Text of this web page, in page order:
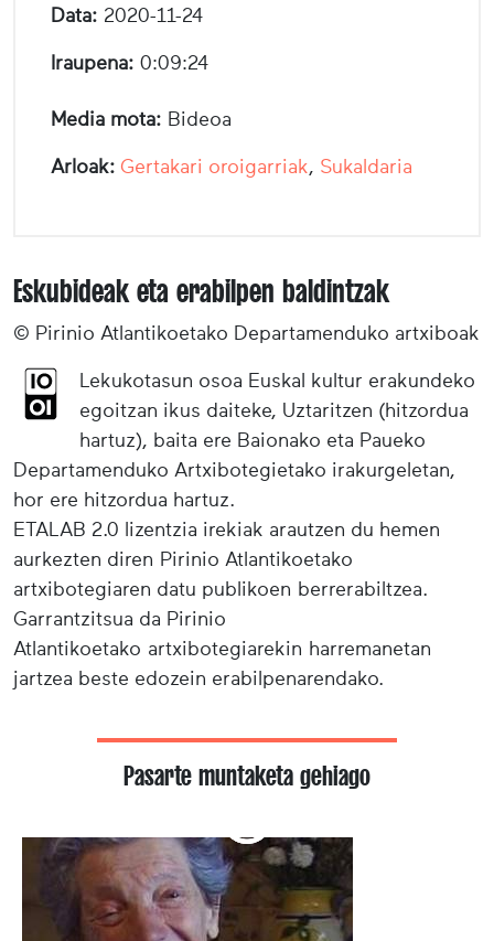
Data: 2020-11-24
Iraupena: 0:09:24
Media mota: Bideoa
Arloak: Gertakari oroigarriak, Sukaldaria
Eskubideak eta erabilpen baldintzak
© Pirinio Atlantikoetako Departamenduko artxiboak
Lekukotasun osoa Euskal kultur erakundeko
egoitzan ikus daiteke, Uztaritzen (hitzordua
hartuz), baita ere Baionako eta Paueko
Departamenduko Artxibotegietako irakurgeletan,
hor ere hitzordua hartuz.
ETALAB 2.0 lizentzia irekiak arautzen du hemen
aurkezten diren Pirinio Atlantikoetako
artxibotegiaren datu publikoen berrerabiltzea.
Garrantzitsua da Pirinio
Atlantikoetako artxibotegiarekin harremanetan
jartzea beste edozein erabilpenarendako.
Pasarte muntaketa gehiago